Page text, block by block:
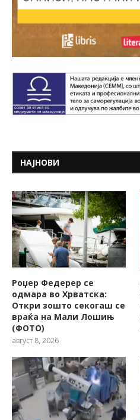
НАЈНОВИ
Роџер Федерер се
одмара во Хрватска:
Откри зошто секогаш се
враќа на Мали Лошињ
(ФОТО)
август 8, 2026